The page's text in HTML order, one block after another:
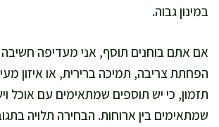
במינון גבוה.
אם אתם בוחנים תוסף, אני מעדיפה
הפחתת צריבה, תמיכה ברירית, או איזון
תזמון, כי יש תוספים שמתאימים עם אוכל
שמתאימים בין ארוחות. הבחירה תלויה